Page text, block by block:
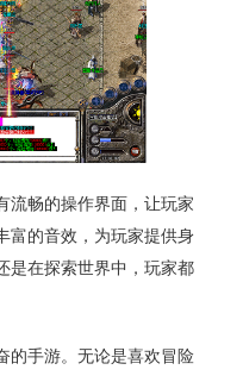
流畅的操作界面，让玩家
富的音效，为玩家提供身
是在探索世界中，玩家都
的手游。无论是喜欢冒险